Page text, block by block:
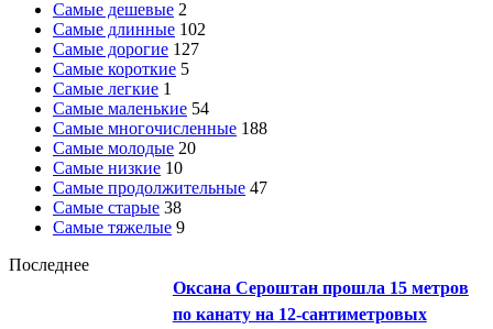
Самые дешевые 2
Самые длинные 102
Самые дорогие 127
Самые короткие 5
Самые легкие 1
Самые маленькие 54
Самые многочисленные 188
Самые молодые 20
Самые низкие 10
Самые продолжительные 47
Самые старые 38
Самые тяжелые 9
Последнее
Оксана Сероштан прошла 15 метров
по канату на 12-сантиметровых